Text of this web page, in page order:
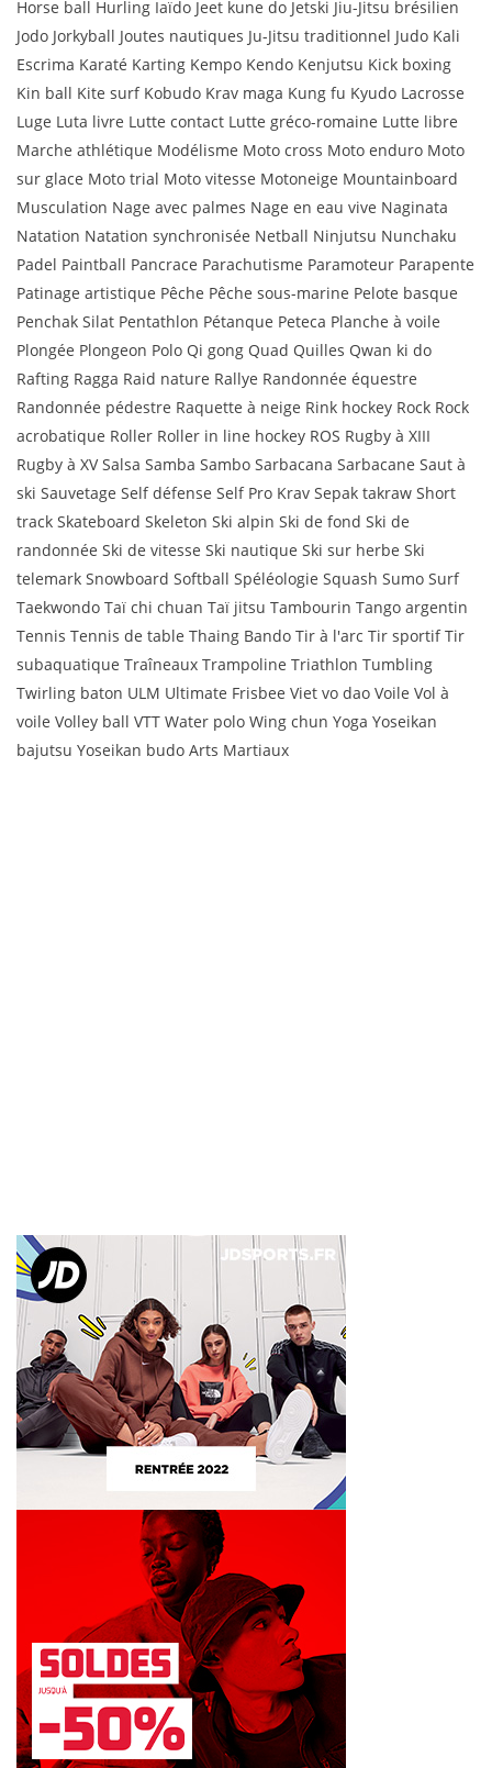
Horse ball Hurling Iaïdo Jeet kune do Jetski Jiu-Jitsu brésilien
Jodo Jorkyball Joutes nautiques Ju-Jitsu traditionnel Judo Kali
Escrima Karaté Karting Kempo Kendo Kenjutsu Kick boxing
Kin ball Kite surf Kobudo Krav maga Kung fu Kyudo Lacrosse
Luge Luta livre Lutte contact Lutte gréco-romaine Lutte libre
Marche athlétique Modélisme Moto cross Moto enduro Moto
sur glace Moto trial Moto vitesse Motoneige Mountainboard
Musculation Nage avec palmes Nage en eau vive Naginata
Natation Natation synchronisée Netball Ninjutsu Nunchaku
Padel Paintball Pancrace Parachutisme Paramoteur Parapente
Patinage artistique Pêche Pêche sous-marine Pelote basque
Penchak Silat Pentathlon Pétanque Peteca Planche à voile
Plongée Plongeon Polo Qi gong Quad Quilles Qwan ki do
Rafting Ragga Raid nature Rallye Randonnée équestre
Randonnée pédestre Raquette à neige Rink hockey Rock Rock
acrobatique Roller Roller in line hockey ROS Rugby à XIII
Rugby à XV Salsa Samba Sambo Sarbacana Sarbacane Saut à
ski Sauvetage Self défense Self Pro Krav Sepak takraw Short
track Skateboard Skeleton Ski alpin Ski de fond Ski de
randonnée Ski de vitesse Ski nautique Ski sur herbe Ski
telemark Snowboard Softball Spéléologie Squash Sumo Surf
Taekwondo Taï chi chuan Taï jitsu Tambourin Tango argentin
Tennis Tennis de table Thaing Bando Tir à l'arc Tir sportif Tir
subaquatique Traîneaux Trampoline Triathlon Tumbling
Twirling baton ULM Ultimate Frisbee Viet vo dao Voile Vol à
voile Volley ball VTT Water polo Wing chun Yoga Yoseikan
bajutsu Yoseikan budo Arts Martiaux